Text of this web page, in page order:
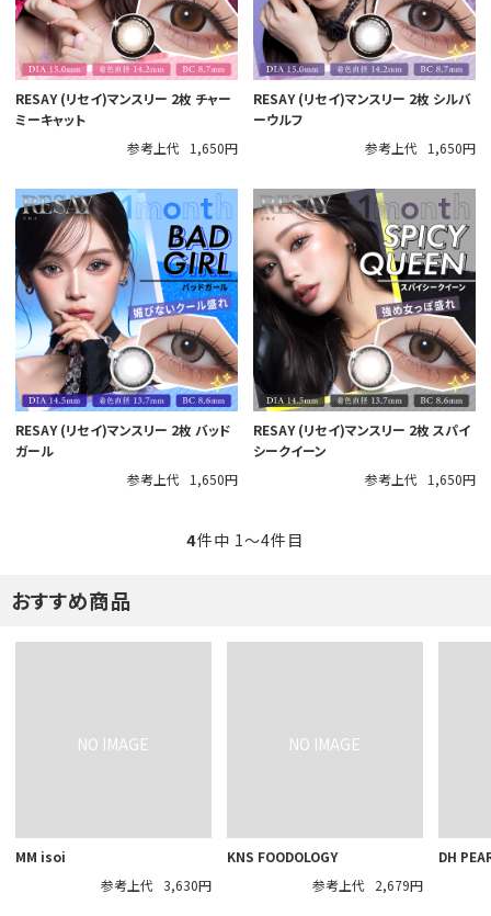
RESAY (リセイ)マンスリー 2枚 チャー
ミーキャット
参考上代
1,650円
RESAY (リセイ)マンスリー 2枚 シルバ
ーウルフ
参考上代
1,650円
RESAY (リセイ)マンスリー 2枚 バッド
ガール
参考上代
1,650円
RESAY (リセイ)マンスリー 2枚 スパイ
シークイーン
参考上代
1,650円
4件中 1〜4件目
おすすめ商品
MM isoi
参考上代
3,630円
KNS FOODOLOGY
参考上代
2,679円
DH